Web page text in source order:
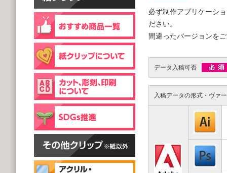
必ず制作アプリケーシ
ださい。
間違ったバージョンを
データ入稿可否
入稿データの形式・ヴァ
台紙付片面タイプ
(1,000個 1個あたり)
片面彫刻タイプ
(1,000個 1個あたり)
スタンドクリップ
@121.00～
(1,000個 1個あたり)
個包装(OPP入)タイプ